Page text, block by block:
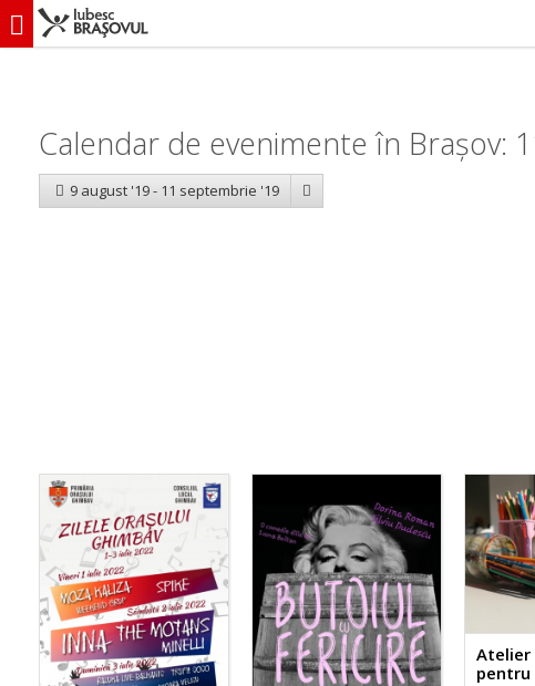
iubescbraşovul.ro
Calendar de evenimente în Brașov:
9 august '19 - 11 septembrie '19
Atelier
pentru